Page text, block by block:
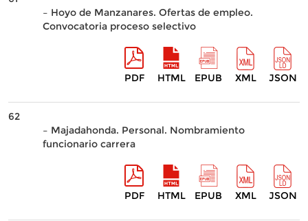
– Hoyo de Manzanares. Ofertas de empleo.
Convocatoria proceso selectivo
PDF HTML EPUB XML JSON
62
– Majadahonda. Personal. Nombramiento
funcionario carrera
PDF HTML EPUB XML JSON